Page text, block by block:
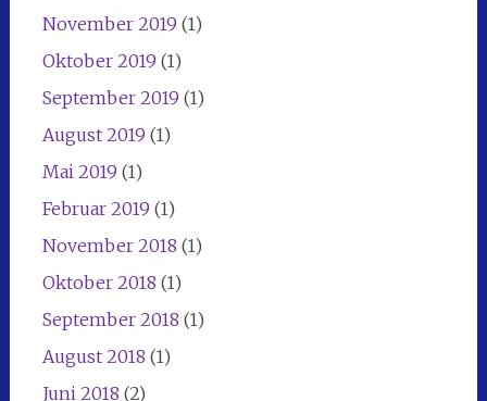
November 2019 (1)
Oktober 2019 (1)
September 2019 (1)
August 2019 (1)
Mai 2019 (1)
Februar 2019 (1)
November 2018 (1)
Oktober 2018 (1)
September 2018 (1)
August 2018 (1)
Juni 2018 (2)